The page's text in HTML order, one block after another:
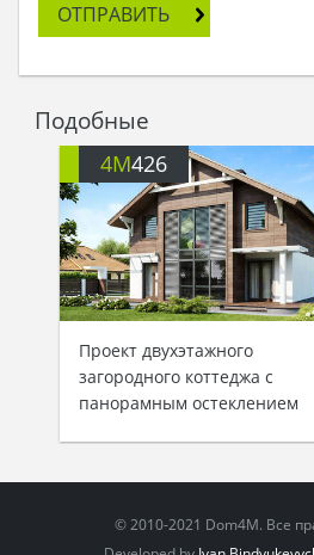
ОТПРАВИТЬ
Подобные
4M426
Проект двухэтажного
загородного коттеджа с
панорамным остеклением
© 2010-2021 Dom4M. Все